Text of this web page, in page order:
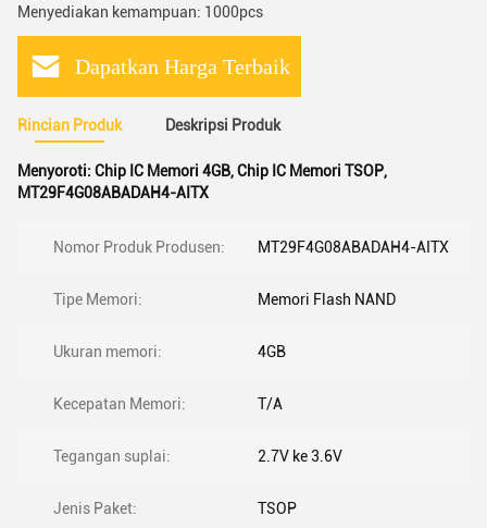
Menyediakan kemampuan: 1000pcs
Dapatkan Harga Terbaik
Rincian Produk Deskripsi Produk
Menyoroti: Chip IC Memori 4GB,Chip IC Memori TSOP,
MT29F4G08ABADAH4-AITX
Nomor Produk Produsen: MT29F4G08ABADAH4-AITX
Tipe Memori: Memori Flash NAND
Ukuran memori: 4GB
Kecepatan Memori: T/A
Tegangan suplai: 2.7V ke 3.6V
Jenis Paket: TSOP